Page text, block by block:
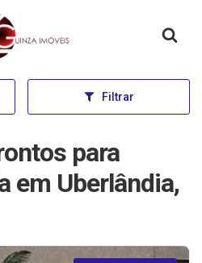
inicial
Filtrar
para
em Uberlândia,